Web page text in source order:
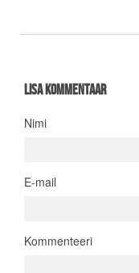
Lisa kommentaar
Nimi
E-mail
Kommenteeri